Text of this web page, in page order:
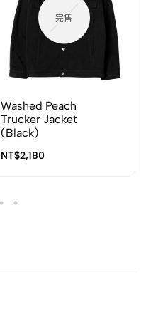
完售
Washed Peach
Trucker Jacket
(Black)
NT$2,180